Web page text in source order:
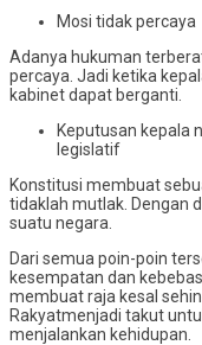
Mosi tidak percaya
Adanya hukuman
percaya. Jadi ketika
kabinet dapat berganti.
Keputusan kepala
legislatif
Konstitusi membuat
tidaklah mutlak. Dengan
suatu negara.
Dari semua poin-poin
kesempatan dan
membuat raja kesal
Rakyatmenjadi takut
menjalankan kehidupan.